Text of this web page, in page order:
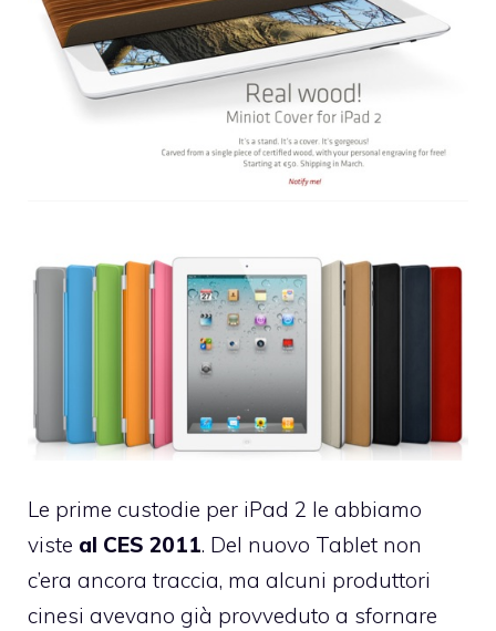
Le prime custodie per iPad 2 le abbiamo
viste al CES 2011. Del nuovo Tablet non
c’era ancora traccia, ma alcuni produttori
cinesi avevano già provveduto a sfornare